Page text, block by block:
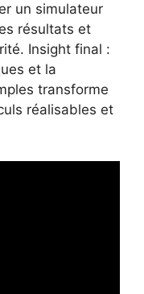
un simulateur
résultats et
Insight final :
et la
transforme
réalisables et